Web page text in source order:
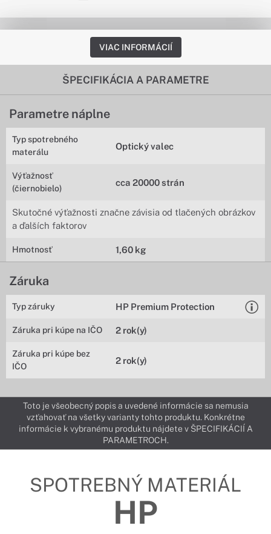
VIAC INFORMÁCIÍ
ŠPECIFIKÁCIA A PARAMETRE
Parametre náplne
Typ spotrebného
materálu
Optický valec
Výťažnosť
(čiernobielo)
cca 20000 strán
Skutočné výťažnosti značne závisia od tlačených obrázkov
a ďalších faktorov
Hmotnosť 1,60 kg
Záruka
Typ záruky HP Premium Protection
Záruka pri kúpe na IČO 2 rok(y)
Záruka pri kúpe bez
IČO
2 rok(y)
Toto je všeobecný popis a uvedené informácie sa nemusia
vzťahovať na všetky varianty tohto produktu. Konkrétne
informácie k vybranému produktu nájdete v ŠPECIFIKÁCIÍ A
PARAMETROCH.
SPOTREBNÝ MATERIÁL
HP